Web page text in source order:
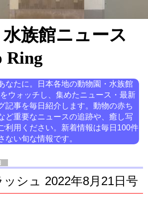
族館ニュース
Ring
なたに。日本各地の動物園・水族館
ウォッチし、集めたニュース・最新
記事を毎日紹介します。動物の赤ち
ど重要なニュースの追跡や、癒し写
利用ください。新着情報は毎日100件
ない旬な情報です。
シュ 2022年8月21日号